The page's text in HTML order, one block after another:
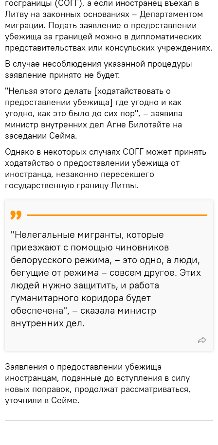
госграницы (СОГГ), а если иностранец въехал в
Литву на законных основаниях – Департаментом
миграции. Подать заявление о предоставлении
убежища за границей можно в дипломатических
представительствах или консульских учреждениях.
В случае несоблюдения указанной процедуры
заявление принято не будет.
"Нельзя этого делать [ходатайствовать о
предоставлении убежища] где угодно и как
угодно, как это было до сих пор", – заявила
министр внутренних дел Агне Билотайте на
заседании Сейма.
Однако в некоторых случаях СОГГ может принять
ходатайство о предоставлении убежища от
иностранца, незаконно пересекшего
государственную границу Литвы.
"Нелегальные мигранты, которые
приезжают с помощью чиновников
белорусского режима, – это одно, а люди,
бегущие от режима – совсем другое. Этих
людей нужно защитить, и работа
гуманитарного коридора будет
обеспечена", – сказала министр
внутренних дел.
Заявления о предоставлении убежища
иностранцам, поданные до вступления в силу
новых поправок, продолжат рассматриваться,
уточнили в Сейме.